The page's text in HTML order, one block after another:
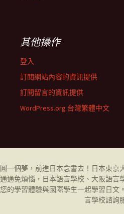
其他操作
登入
訂閱網站內容的資訊提供
訂閱留言的資訊提供
WordPress.org 台灣繁體中文
圓一個夢，前進日本念書去！日本東京
通通免煩惱，日本語言學校、大阪語言
您的學習體驗與國際學生一起學習日文
言學校諮詢